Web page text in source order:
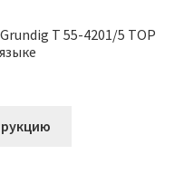
T 55-4201/5 TOP